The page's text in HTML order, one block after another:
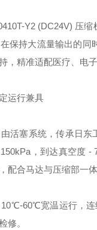
Y2 (DC24V) 压
保持大流量输出的
，精准适配医疗、电
运行兼具
活塞系统，传承日
，到达真空度
配合马达与压缩部一
60℃宽温运行，
修。